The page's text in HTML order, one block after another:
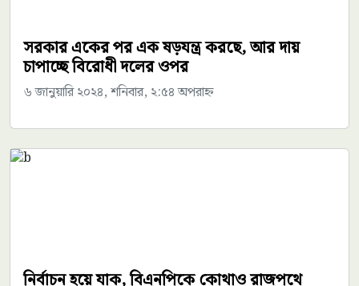
সরকার একের পর এক ষড়যন্ত্র করছে, আর দায়
চাপাচ্ছে বিরোধী দলের ওপর
৬ জানুয়ারি ২০২৪, শনিবার, ২:৫৪ অপরাহ্ন
নির্বাচন হয়ে যাক, বিএনপিকে কোথাও রাজপথে